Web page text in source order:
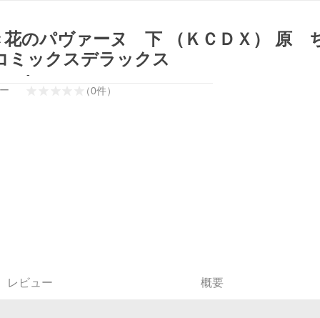
花のパヴァーヌ 下 （ＫＣＤＸ） 原
ミックスデラックス
-
（0件）
レビュー 概要